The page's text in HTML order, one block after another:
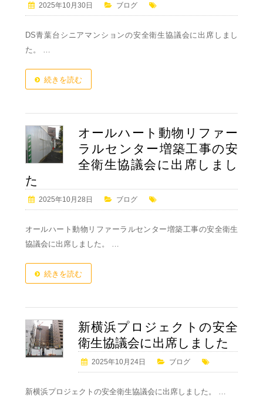
2025年10月30日 ブログ
DS青葉台シニアマンションの安全衛生協議会に出席しまし
た。 …
続きを読む
オールハート動物リファー
ラルセンター増築工事の安
全衛生協議会に出席しまし
た
2025年10月28日 ブログ
オールハート動物リファーラルセンター増築工事の安全衛生
協議会に出席しました。 …
続きを読む
新横浜プロジェクトの安全
衛生協議会に出席しました
2025年10月24日 ブログ
新横浜プロジェクトの安全衛生協議会に出席しました。 …